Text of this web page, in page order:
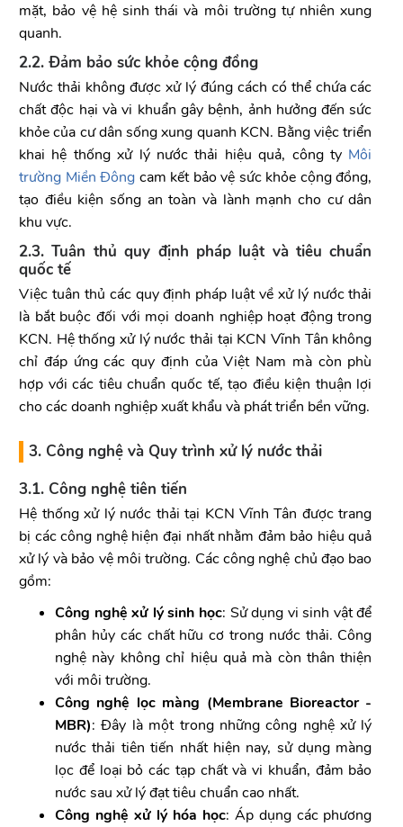
mặt, bảo vệ hệ sinh thái và môi trường tự nhiên xung
quanh.
2.2. Đảm bảo sức khỏe cộng đồng
Nước thải không được xử lý đúng cách có thể chứa các
chất độc hại và vi khuẩn gây bệnh, ảnh hưởng đến sức
khỏe của cư dân sống xung quanh KCN. Bằng việc triển
khai hệ thống xử lý nước thải hiệu quả, công ty Môi
trường Miền Đông cam kết bảo vệ sức khỏe cộng đồng,
tạo điều kiện sống an toàn và lành mạnh cho cư dân
khu vực.
2.3. Tuân thủ quy định pháp luật và tiêu chuẩn
quốc tế
Việc tuân thủ các quy định pháp luật về xử lý nước thải
là bắt buộc đối với mọi doanh nghiệp hoạt động trong
KCN. Hệ thống xử lý nước thải tại KCN Vĩnh Tân không
chỉ đáp ứng các quy định của Việt Nam mà còn phù
hợp với các tiêu chuẩn quốc tế, tạo điều kiện thuận lợi
cho các doanh nghiệp xuất khẩu và phát triển bền vững.
3. Công nghệ và Quy trình xử lý nước thải
3.1. Công nghệ tiên tiến
Hệ thống xử lý nước thải tại KCN Vĩnh Tân được trang
bị các công nghệ hiện đại nhất nhằm đảm bảo hiệu quả
xử lý và bảo vệ môi trường. Các công nghệ chủ đạo bao
gồm:
Công nghệ xử lý sinh học: Sử dụng vi sinh vật để
phân hủy các chất hữu cơ trong nước thải. Công
nghệ này không chỉ hiệu quả mà còn thân thiện
với môi trường.
Công nghệ lọc màng (Membrane Bioreactor -
MBR): Đây là một trong những công nghệ xử lý
nước thải tiên tiến nhất hiện nay, sử dụng màng
lọc để loại bỏ các tạp chất và vi khuẩn, đảm bảo
nước sau xử lý đạt tiêu chuẩn cao nhất.
Công nghệ xử lý hóa học: Áp dụng các phương